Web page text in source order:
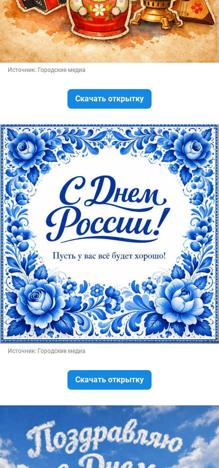
Источник: Городские медиа
Скачать открытку
Источник: Городские медиа
Скачать открытку